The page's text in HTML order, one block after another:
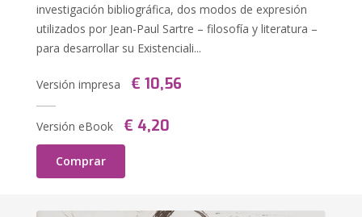
investigación bibliográfica, dos modos de expresión
utilizados por Jean-Paul Sartre – filosofía y literatura –
para desarrollar su Existenciali...
Versión impresa € 10,56
Versión eBook € 4,20
Comprar